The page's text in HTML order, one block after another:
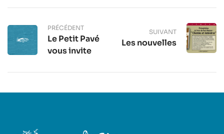
PRÉCÉDENT
Le Petit Pavé
vous invite
SUIVANT
Les nouvelles